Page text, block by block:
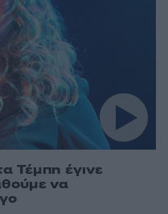
Τέμπη έγινε
να